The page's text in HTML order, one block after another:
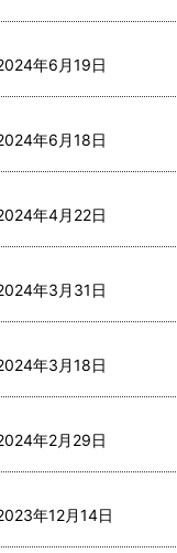
年6月19日
年6月18日
年4月22日
年3月31日
年3月18日
年2月29日
年12月14日